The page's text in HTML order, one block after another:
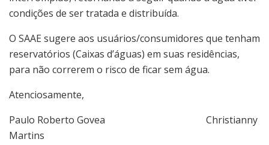
condições de ser tratada e distribuída.
O SAAE sugere aos usuários/consumidores que tenham
reservatórios (Caixas d’águas) em suas residências,
para não correrem o risco de ficar sem água.
Atenciosamente,
Paulo Roberto Govea Christianny
Martins